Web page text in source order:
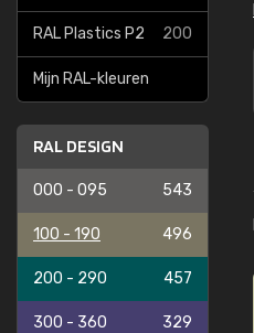
RAL Plastics P2 200
Mijn RAL-kleuren
RAL DESIGN
000 - 095 543
100 - 190 496
200 - 290 457
300 - 360 329